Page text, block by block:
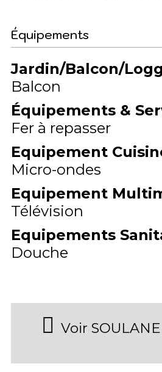
Équipements
Jardin/Balcon/
Balcon
Équipements &
Fer à repasser
Equipement
Micro-ondes
Equipement
Télévision
Equipements
Douche
Voir